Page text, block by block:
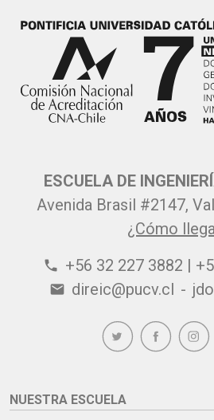
ESCUELA DE
Avenida Brasil #2147,
¿Cómo
phone +56 32 227 3882 |
email direic@pucv.cl -
NUESTRA ESCUELA